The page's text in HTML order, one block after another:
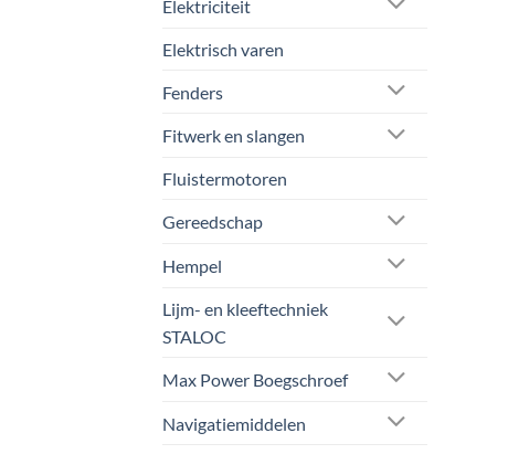
Elektriciteit
Elektrisch varen
Fenders
Fitwerk en slangen
Fluistermotoren
Gereedschap
Hempel
Lijm- en kleeftechniek
STALOC
Max Power Boegschroef
Navigatiemiddelen